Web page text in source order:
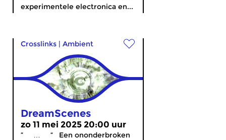
experimentele electronica en...
Crosslinks | Ambient
DreamScenes
zo 11 mei 2025 20:00 uur
” … “ Een ononderbroken